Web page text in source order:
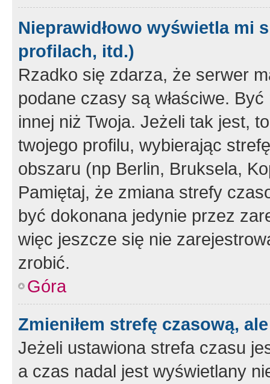
Nieprawidłowo wyświetla mi
profilach, itd.)
Rzadko się zdarza, że serwer
podane czasy są właściwe.
innej niż Twoja. Jeżeli tak jest,
twojego profilu, wybierając
obszaru (np Berlin, Bruksela,
Pamiętaj, że zmiana strefy
być dokonana jedynie przez
więc jeszcze się nie
zrobić.
Góra
Zmieniłem strefę czasową,
Jeżeli ustawiona strefa czasu
a czas nadal jest wyświetlany